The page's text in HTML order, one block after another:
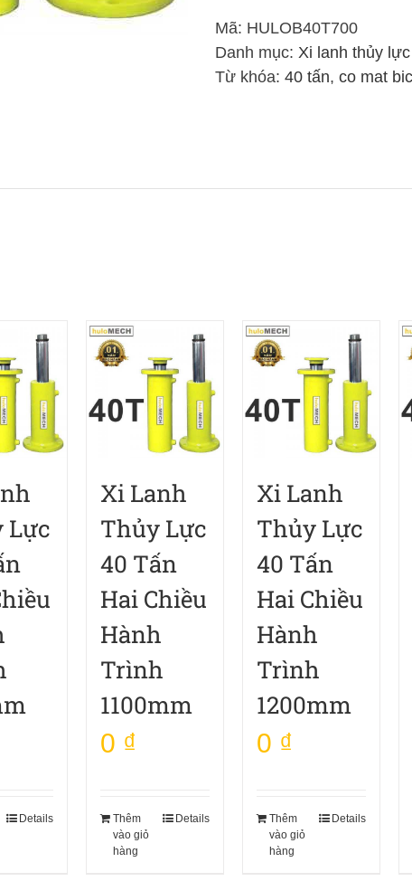
Mã: HULOB40T700
Danh mục: Xi lanh thủy
Từ khóa: 40 tấn, co mat
Lực
Details
Xi Lanh
Thủy Lực
40 Tấn
Hai Chiều
Hành
Trình
1100mm
0 ₫
Thêm
vào giỏ
hàng
Details
Xi Lanh
Thủy Lực
40 Tấn
Hai Chiều
Hành
Trình
1200mm
0 ₫
Thêm
vào giỏ
hàng
Details